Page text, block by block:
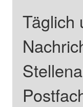
Täglich